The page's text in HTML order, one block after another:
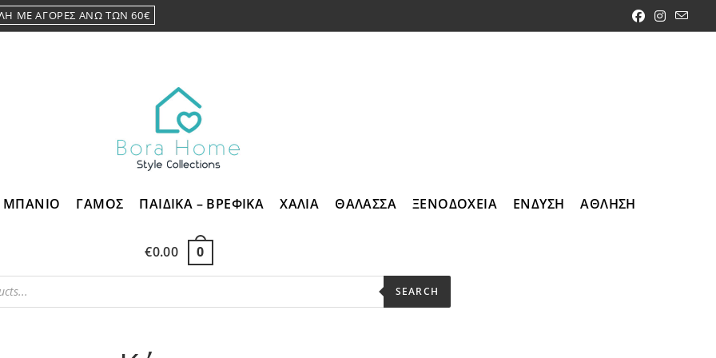
ΜΕ ΑΓΟΡΕΣ ΑΝΩ ΤΩΝ 60€
ΜΠΑΝΙΟ ΓΑΜΟΣ ΠΑΙΔΙΚΑ – ΒΡΕΦΙΚΑ ΧΑΛΙΑ ΘΑΛΑΣΣΑ ΞΕΝΟΔΟΧΕΙΑ ΕΝΔΥΣΗ ΑΘΛΗΣΗ
€0.00 0
SEARCH